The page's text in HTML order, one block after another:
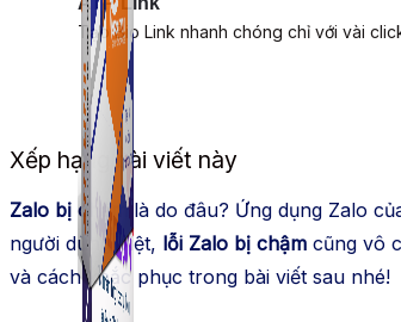
Tạo Bio Link nhanh chóng chỉ với vài
Xếp hạng bài viết này
Zalo bị chậmlà do đâu? Ứng dụng Zalo
người dùng Việt, lỗi Zalo bị chậm cũng vô
và cách khắc phục trong bài viết sau nhé!